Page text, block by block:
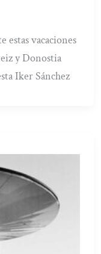
estas vacaciones
y Donostia
Iker Sánchez